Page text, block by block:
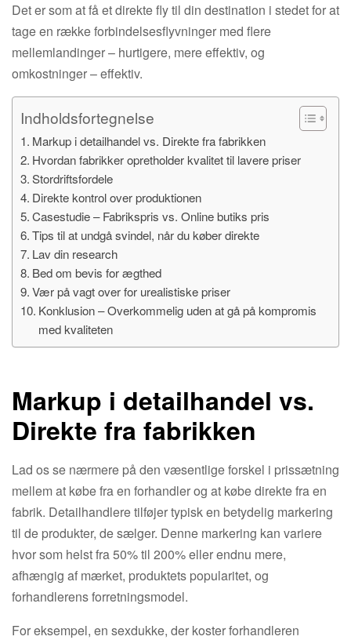
Det er som at få et direkte fly til din destination i stedet for at
tage en række forbindelsesflyvninger med flere
mellemlandinger – hurtigere, mere effektiv, og
omkostninger – effektiv.
Indholdsfortegnelse
Markup i detailhandel vs. Direkte fra fabrikken
Hvordan fabrikker opretholder kvalitet til lavere priser
Stordriftsfordele
Direkte kontrol over produktionen
Casestudie – Fabrikspris vs. Online butiks pris
Tips til at undgå svindel, når du køber direkte
Lav din research
Bed om bevis for ægthed
Vær på vagt over for urealistiske priser
Konklusion – Overkommelig uden at gå på kompromis
med kvaliteten
Markup i detailhandel vs.
Direkte fra fabrikken
Lad os se nærmere på den væsentlige forskel i prissætning
mellem at købe fra en forhandler og at købe direkte fra en
fabrik. Detailhandlere tilføjer typisk en betydelig markering
til de produkter, de sælger. Denne markering kan variere
hvor som helst fra 50% til 200% eller endnu mere,
afhængig af mærket, produktets popularitet, og
forhandlerens forretningsmodel.
For eksempel, en sexdukke, der koster forhandleren